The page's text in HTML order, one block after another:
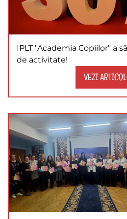
IPLT "Academia Copiilor" a
de activitate!
VEZI